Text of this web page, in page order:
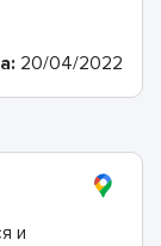
и теперь
20/04/2022
и